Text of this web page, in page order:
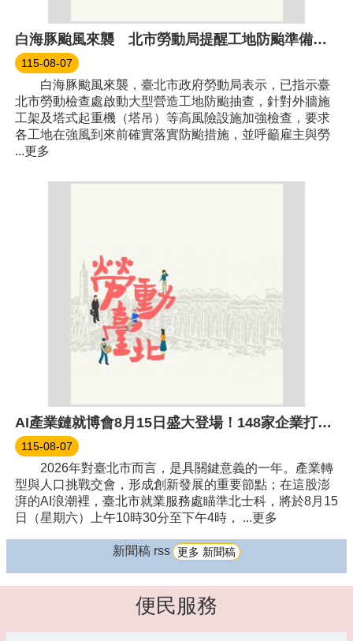
白海豚颱風來襲 北市勞動局提醒工地防颱準備、籲雇主守法防災
115-08-07
白海豚颱風來襲，臺北市政府勞動局表示，已指示臺
北市勞動檢查處啟動大型營造工地防颱抽查，針對外牆施
工架及塔式起重機（塔吊）等高風險設施加強檢查，要求
各工地在強風到來前確實落實防颱措施，並呼籲雇主與勞
...更多
AI產業鏈就博會8月15日盛大登場！148家企業打造青年科技新未來 跨產業多元職缺一次掌握，最高薪上看10萬元
115-08-07
2026年對臺北市而言，是具關鍵意義的一年。產業轉
型與人口挑戰交會，形成創新發展的重要節點；在這股澎
湃的AI浪潮裡，臺北市就業服務處瞄準北士科，將於8月15
日（星期六）上午10時30分至下午4時， ...更多
新聞稿 rss 更多 新聞稿
便民服務